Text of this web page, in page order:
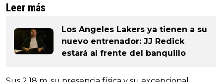
Leer más
Los Angeles Lakers ya tienen a su
nuevo entrenador: JJ Redick
estará al frente del banquillo